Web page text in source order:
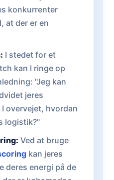
konkurrenter
at der er en
I stedet for et
kan I ringe op
"Jeg kan
jeres
overvejet, hvordan
logistik?"
Ved at bruge
kan jeres
deres energi på de